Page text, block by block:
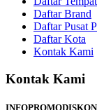
Daftar Brand
Daftar Pusat
Daftar Kota
Kontak Kami
Kontak Kami